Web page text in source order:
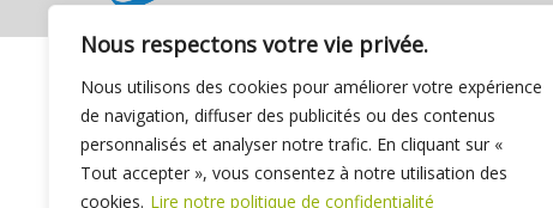
Nous respectons votre vie privée.
Nous utilisons des cookies pour améliorer votre expérience
de navigation, diffuser des publicités ou des contenus
personnalisés et analyser notre trafic. En cliquant sur «
Tout accepter », vous consentez à notre utilisation des
cookies. Lire notre politique de confidentialité